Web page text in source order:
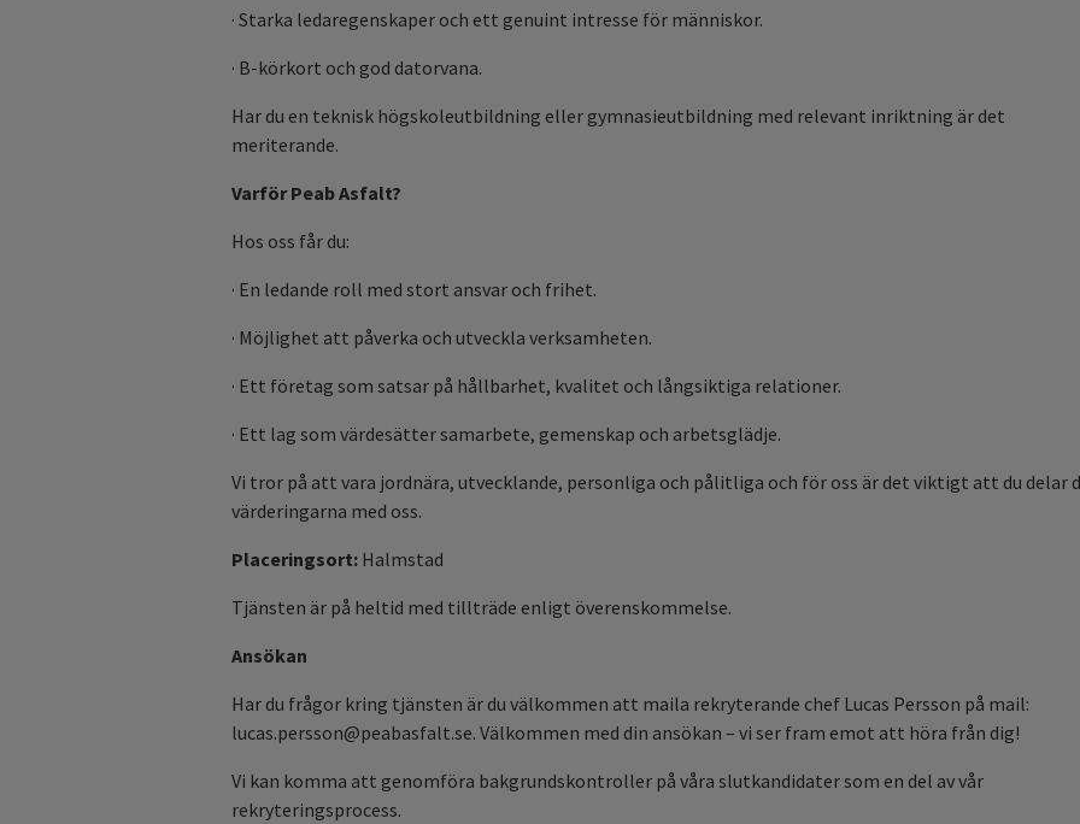
· Starka ledaregenskaper och ett genuint intresse för människor.
· B-körkort och god datorvana.
Har du en teknisk högskoleutbildning eller gymnasieutbildning med relevant inriktning är det
meriterande.
Varför Peab Asfalt?
Hos oss får du:
· En ledande roll med stort ansvar och frihet.
· Möjlighet att påverka och utveckla verksamheten.
· Ett företag som satsar på hållbarhet, kvalitet och långsiktiga relationer.
· Ett lag som värdesätter samarbete, gemenskap och arbetsglädje.
Vi tror på att vara jordnära, utvecklande, personliga och pålitliga och för oss är det viktigt att du delar
värderingarna med oss.
Placeringsort: Halmstad
Tjänsten är på heltid med tillträde enligt överenskommelse.
Ansökan
Har du frågor kring tjänsten är du välkommen att maila rekryterande chef Lucas Persson på mail:
lucas.persson@peabasfalt.se. Välkommen med din ansökan – vi ser fram emot att höra från dig!
Vi kan komma att genomföra bakgrundskontroller på våra slutkandidater som en del av vår
rekryteringsprocess.